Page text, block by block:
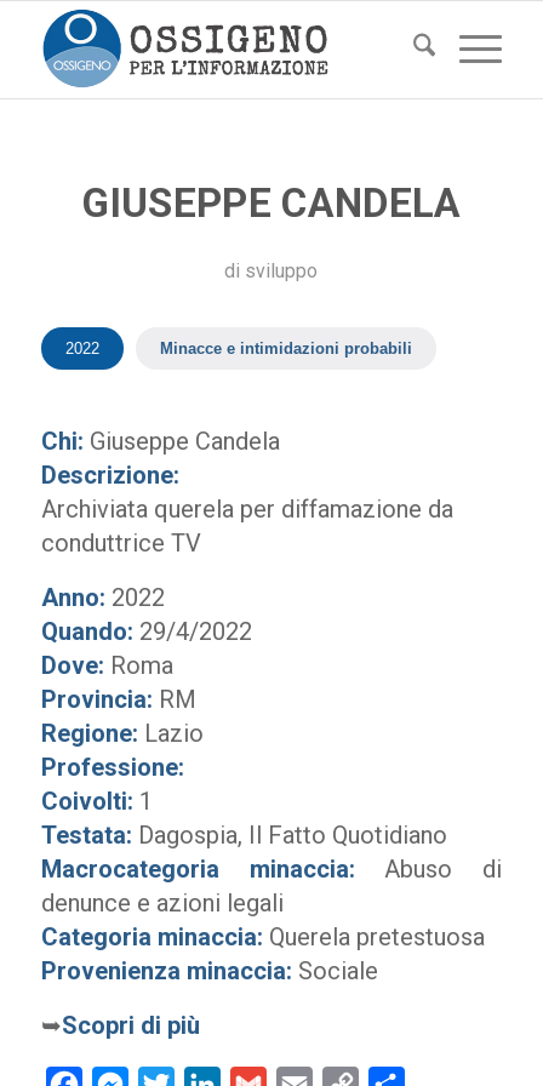
GIUSEPPE CANDELA
di sviluppo
2022 Minacce e intimidazioni probabili
Chi: Giuseppe Candela
Descrizione:
Archiviata querela per diffamazione da
conduttrice TV
Anno: 2022
Quando: 29/4/2022
Dove: Roma
Provincia: RM
Regione: Lazio
Professione:
Coivolti: 1
Testata: Dagospia, Il Fatto Quotidiano
Macrocategoria minaccia: Abuso di
denunce e azioni legali
Categoria minaccia: Querela pretestuosa
Provenienza minaccia: Sociale
➥Scopri di più